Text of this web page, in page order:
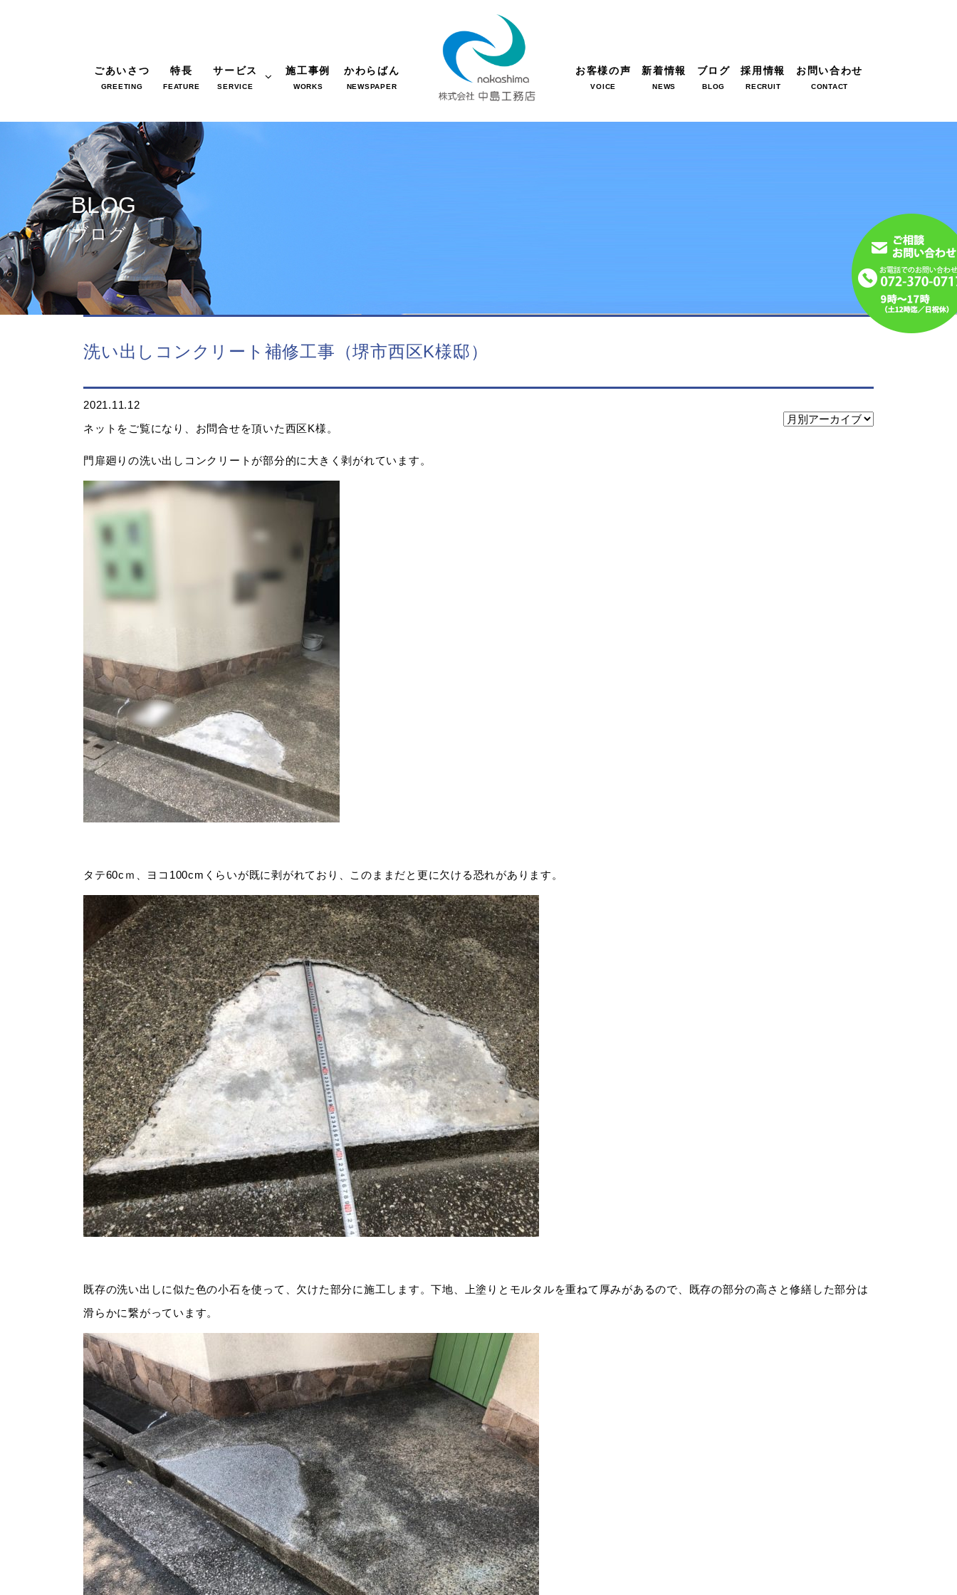
ごあいさつ
GREETING
特長
FEATURE
サービス
SERVICE
施工事例
WORKS
かわらばん
NEWSPAPER
お客様の声
VOICE
新着情報
NEWS
ブログ
BLOG
採用情報
RECRUIT
お問い合わせ
CONTACT
BLOG
ブログ
洗い出しコンクリート補修工事（堺市西区K様邸）
2021.11.12
ネットをご覧になり、お問合せを頂いた西区K様。
門扉廻りの洗い出しコンクリートが部分的に大きく剥がれています。
タテ60cｍ、ヨコ100cmくらいが既に剥がれており、このままだと更に欠ける恐れがあります。
既存の洗い出しに似た色の小石を使って、欠けた部分に施工します。下地、上塗りとモルタルを重ねて厚みがあるので、既存の部分の高さと修繕した部分は
滑らかに繋がっています。